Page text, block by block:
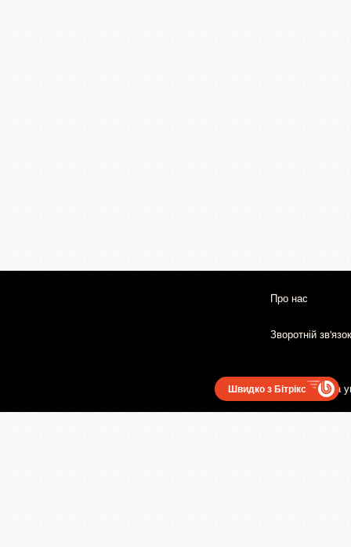
Про нас
Зворотній зв'язок
Користувацька
Швидко з Бітрікс